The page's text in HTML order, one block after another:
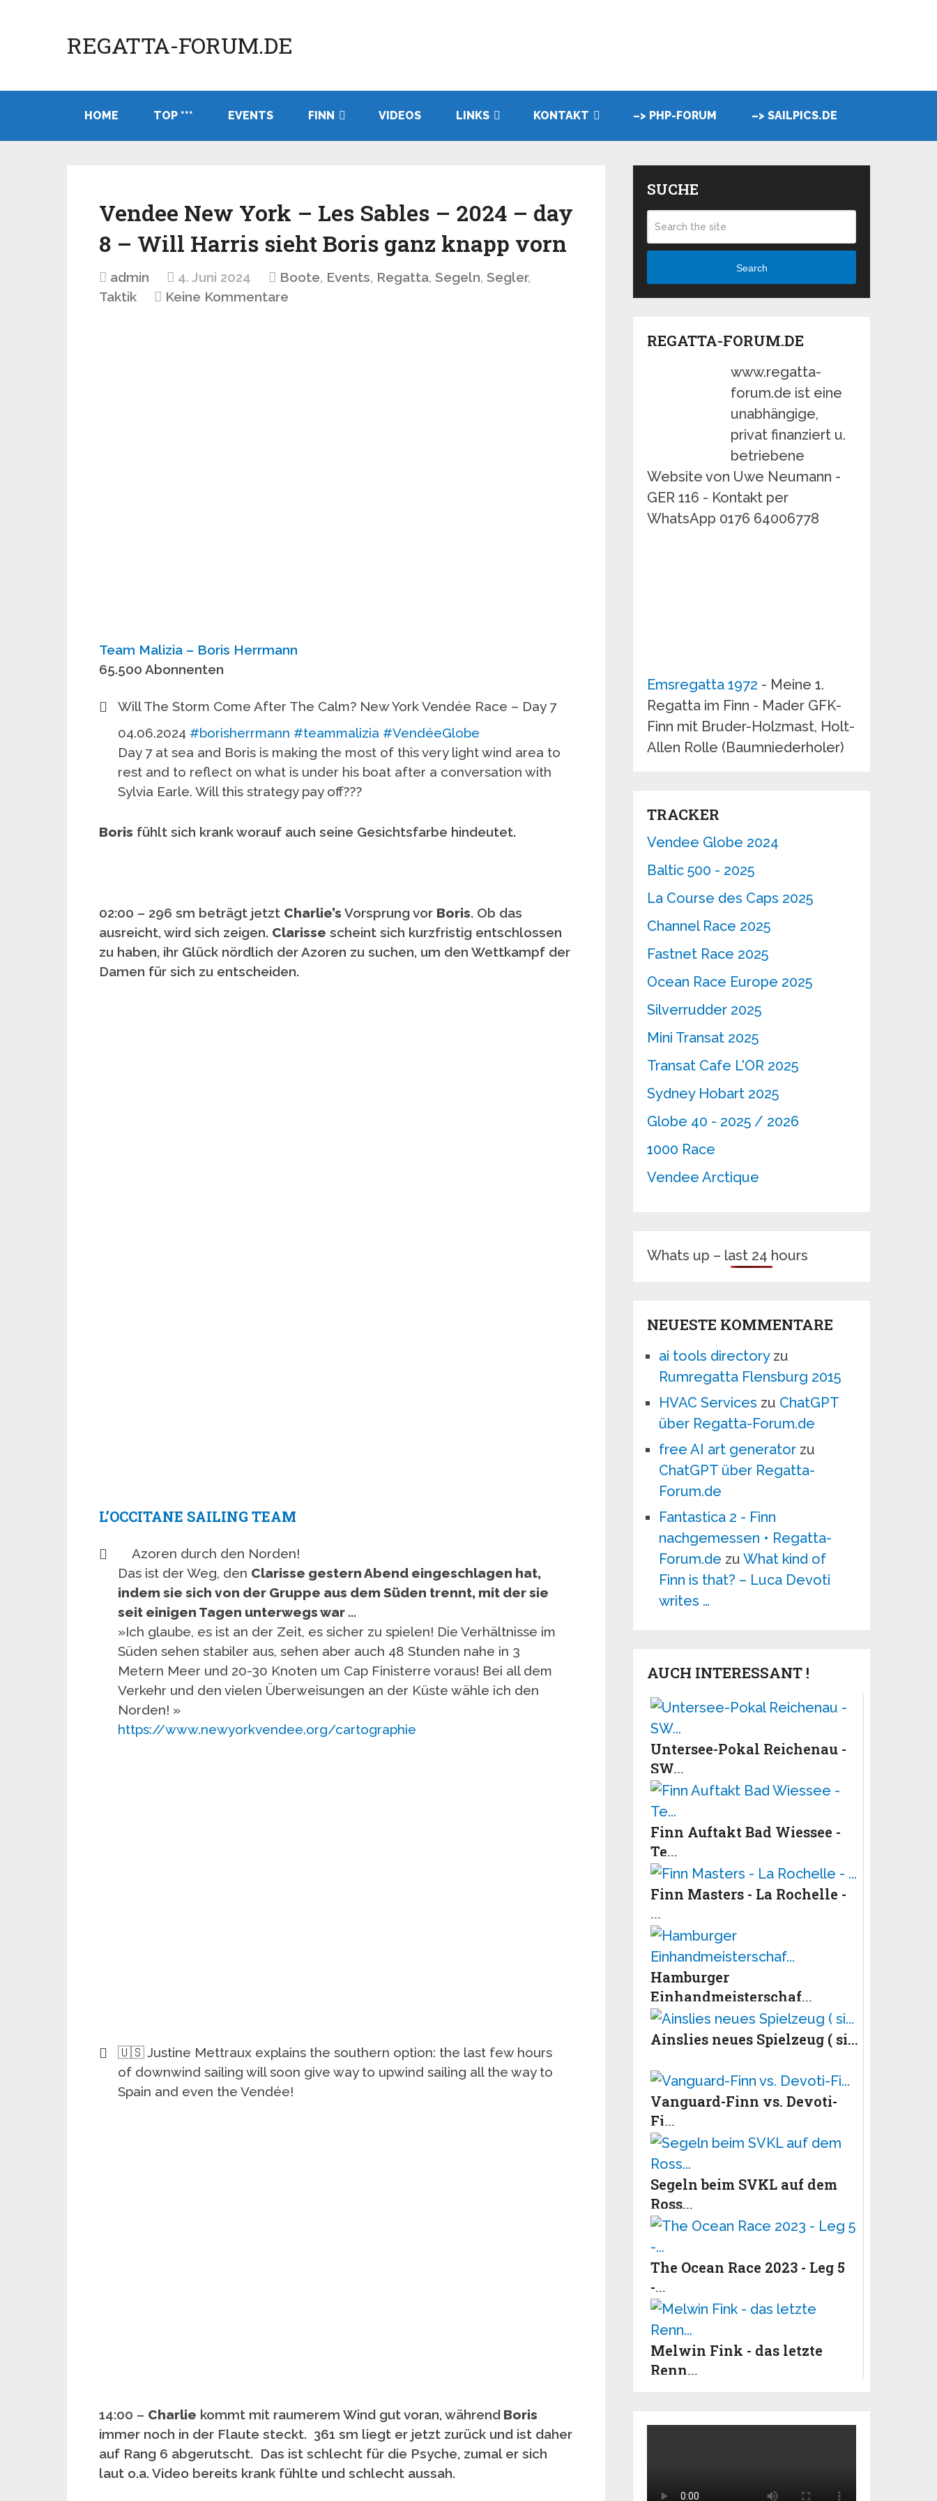
REGATTA-FORUM.DE
HOME TOP *** EVENTS FINN VIDEOS LINKS KONTAKT –> PHP-FORUM –> SAILPICS.DE
Vendee New York – Les Sables – 2024 – day
8 – Will Harris sieht Boris ganz knapp vorn
admin 4. Juni 2024 Boote, Events, Regatta, Segeln, Segler,
Taktik
Keine Kommentare
Team Malizia – Boris Herrmann
65.500 Abonnenten
Will The Storm Come After The Calm? New York Vendée Race – Day 7
04.06.2024 #borisherrmann #teammalizia #VendéeGlobe
Day 7 at sea and Boris is making the most of this very light wind area to
rest and to reflect on what is under his boat after a conversation with
Sylvia Earle. Will this strategy pay off???
Boris fühlt sich krank worauf auch seine Gesichtsfarbe hindeutet.
02:00 – 296 sm beträgt jetzt Charlie’s Vorsprung vor Boris. Ob das
ausreicht, wird sich zeigen. Clarisse scheint sich kurzfristig entschlossen
zu haben, ihr Glück nördlich der Azoren zu suchen, um den Wettkampf der
Damen für sich zu entscheiden.
L’OCCITANE SAILING TEAM
Azoren durch den Norden!
Das ist der Weg, den Clarisse gestern Abend eingeschlagen hat,
indem sie sich von der Gruppe aus dem Süden trennt, mit der sie
seit einigen Tagen unterwegs war …
»Ich glaube, es ist an der Zeit, es sicher zu spielen! Die Verhältnisse im
Süden sehen stabiler aus, sehen aber auch 48 Stunden nahe in 3
Metern Meer und 20-30 Knoten um Cap Finisterre voraus! Bei all dem
Verkehr und den vielen Überweisungen an der Küste wähle ich den
Norden! »
https://www.newyorkvendee.org/cartographie
🇺🇸 Justine Mettraux explains the southern option: the last few hours
of downwind sailing will soon give way to upwind sailing all the way to
Spain and even the Vendée!
14:00 – Charlie kommt mit raumerem Wind gut voran, während Boris
immer noch in der Flaute steckt. 361 sm liegt er jetzt zurück und ist daher
auf Rang 6 abgerutscht. Das ist schlecht für die Psyche, zumal er sich
laut o.a. Video bereits krank fühlte und schlecht aussah.
SUCHE
Search
REGATTA-FORUM.DE
www.regatta-
forum.de ist eine
unabhängige,
privat finanziert u.
betriebene
Website von Uwe Neumann -
GER 116 - Kontakt per
WhatsApp 0176 64006778
Emsregatta 1972 - Meine 1.
Regatta im Finn - Mader GFK-
Finn mit Bruder-Holzmast, Holt-
Allen Rolle (Baumniederholer)
TRACKER
Vendee Globe 2024
Baltic 500 - 2025
La Course des Caps 2025
Channel Race 2025
Fastnet Race 2025
Ocean Race Europe 2025
Silverrudder 2025
Mini Transat 2025
Transat Cafe L'OR 2025
Sydney Hobart 2025
Globe 40 - 2025 / 2026
1000 Race
Vendee Arctique
Whats up – last 24 hours
NEUESTE KOMMENTARE
ai tools directoryzu
Rumregatta Flensburg 2015
HVAC Services zu ChatGPT
über Regatta-Forum.de
free AI art generator zu
ChatGPT über Regatta-
Forum.de
Fantastica 2 - Finn
nachgemessen • Regatta-
Forum.de zuWhat kind of
Finn is that? – Luca Devoti
writes …
AUCH INTERESSANT !
Untersee-Pokal Reichenau -
SW...
Finn Auftakt Bad Wiessee -
Te...
Finn Masters - La Rochelle -
...
Hamburger
Einhandmeisterschaf...
Ainslies neues Spielzeug ( si...
Vanguard-Finn vs. Devoti-
Fi...
Segeln beim SVKL auf dem
Ross...
The Ocean Race 2023 - Leg 5
-...
Melwin Fink - das letzte
Renn...